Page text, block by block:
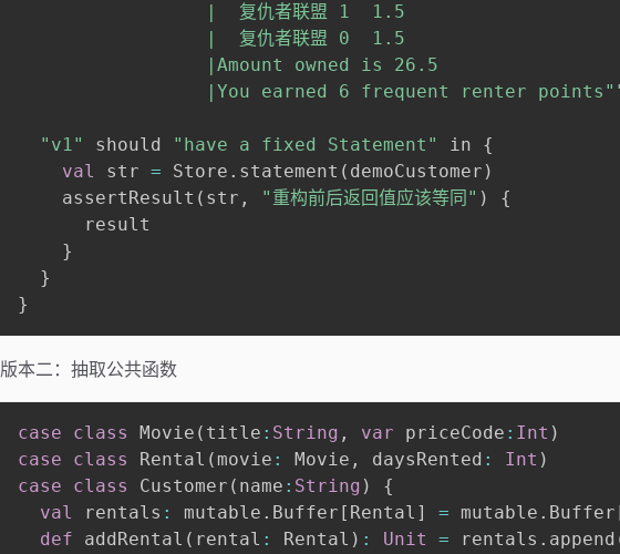
                 |	复仇者联盟 1	1.5
                 |	复仇者联盟 0	1.5
                 |Amount owned is 26.5
|You earned 6 frequent renter
"v1" should "have a fixed Statement" in {
val
str = Store . statement ( demoCustomer )
    assertResult
( str , "重构前后返回值应该等同" )
{
      result
}
}
}
版本二：抽取公共函数
case class Movie ( title : String , var priceCode : Int )
case
class Rental ( movie : Movie , daysRented : Int )
case
class Customer ( name : String )
{
val
rentals : mutable . Buffer [ Rental ] = mutable . Buffer
def addRental ( rental : Rental ) : Unit = rentals . append